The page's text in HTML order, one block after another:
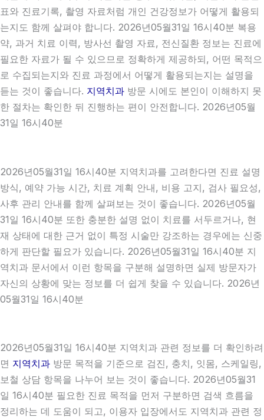
표와 진료기록, 촬영 자료처럼 개인 건강정보가 어떻게 활용되
는지도 함께 살펴야 합니다. 2026년05월31일 16시40분 복용
약, 과거 치료 이력, 방사선 촬영 자료, 전신질환 정보는 진료에
필요한 자료가 될 수 있으므로 정확하게 제공하되, 어떤 목적으
로 수집되는지와 진료 과정에서 어떻게 활용되는지는 설명을
듣는 것이 좋습니다. 지역치과 방문 시에도 본인이 이해하지 못
한 절차는 확인한 뒤 진행하는 편이 안전합니다. 2026년05월
31일 16시40분
2026년05월31일 16시40분 지역치과를 고려한다면 진료 설명
방식, 예약 가능 시간, 치료 계획 안내, 비용 고지, 검사 필요성,
사후 관리 안내를 함께 살펴보는 것이 좋습니다. 2026년05월
31일 16시40분 또한 충분한 설명 없이 치료를 서두르거나, 현
재 상태에 대한 근거 없이 특정 시술만 강조하는 경우에는 신중
하게 판단할 필요가 있습니다. 2026년05월31일 16시40분 지
역치과 문서에서 이런 항목을 구분해 설명하면 실제 방문자가
자신의 상황에 맞는 정보를 더 쉽게 찾을 수 있습니다. 2026년
05월31일 16시40분
2026년05월31일 16시40분 지역치과 관련 정보를 더 확인하려
면 지역치과 방문 목적을 기준으로 검진, 충치, 잇몸, 스케일링,
보철 상담 항목을 나누어 보는 것이 좋습니다. 2026년05월31
일 16시40분 필요한 진료 목적을 먼저 구분하면 검색 흐름을
정리하는 데 도움이 되고, 이용자 입장에서도 지역치과 관련 정